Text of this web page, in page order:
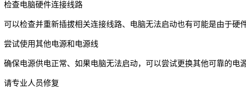
检查电脑硬件连接线路
可以检查并重新插拔相关连接线路、电脑无法启动也有可能是由于硬
尝试使用其他电源和电源线
确保电源供电正常、如果电脑无法启动，可以尝试更换其他可靠的电
请专业人员修复